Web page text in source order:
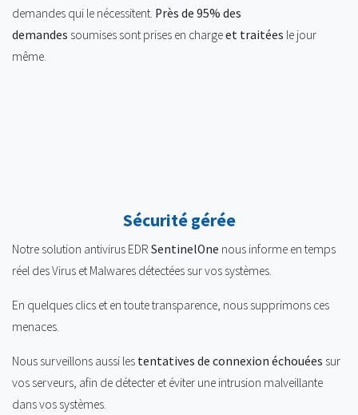
demandes qui le nécessitent. Près de 95% des
demandes soumises sont prises en chargeet traitées le jour
même.
Sécurité gérée
Notre solution antivirus EDR SentinelOne nous informe en temps
réel des Virus et Malwares détectées sur vos systèmes.
En quelques clics et en toute transparence, nous supprimons ces
menaces.
Nous surveillons aussi les tentatives de connexion échouées sur
vos serveurs, afin de détecter et éviter une intrusion malveillante
dans vos systèmes.